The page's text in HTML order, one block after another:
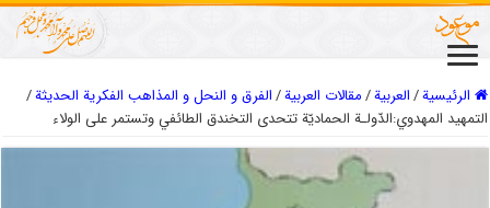
الرئيسية/العربیة/مقالات العربیة/الفرق و النحل و المذاهب الفكرية الحديثة/
التمهيد المهدوي:الدّولـة الحماديّة تتحدى التخندق الطائفي وتستمر على الولاء